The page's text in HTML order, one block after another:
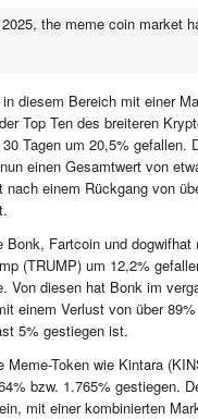
the meme coin market
diesem Bereich mit einer
Top Ten des breiteren
Tagen um 20,5% gefallen.
einen Gesamtwert von
einem Rückgang von
Fartcoin und
(TRUMP) um 12,2%
Von diesen hat Bonk im
einem Verlust von über
5% gestiegen ist.
Token wie Kintara
bzw. 1.765% gestiegen.
mit einer kombinierten